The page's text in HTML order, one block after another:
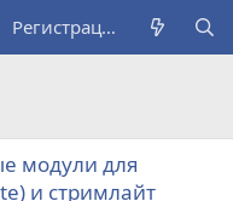
Регистрация
модули для
и стримлайт